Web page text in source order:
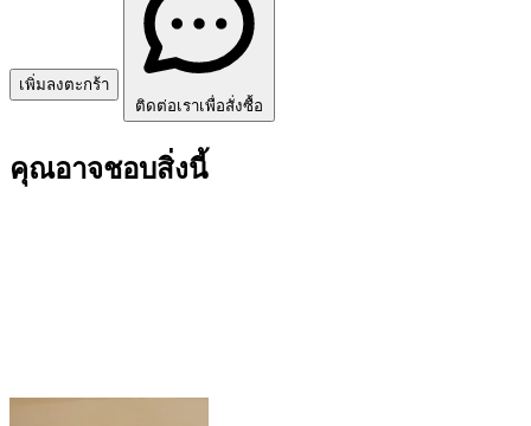
เพิ่มลงตะกร้า
ติดต่อเราเพื่อสั่งซื้อ
คุณอาจชอบสิ่งนี้